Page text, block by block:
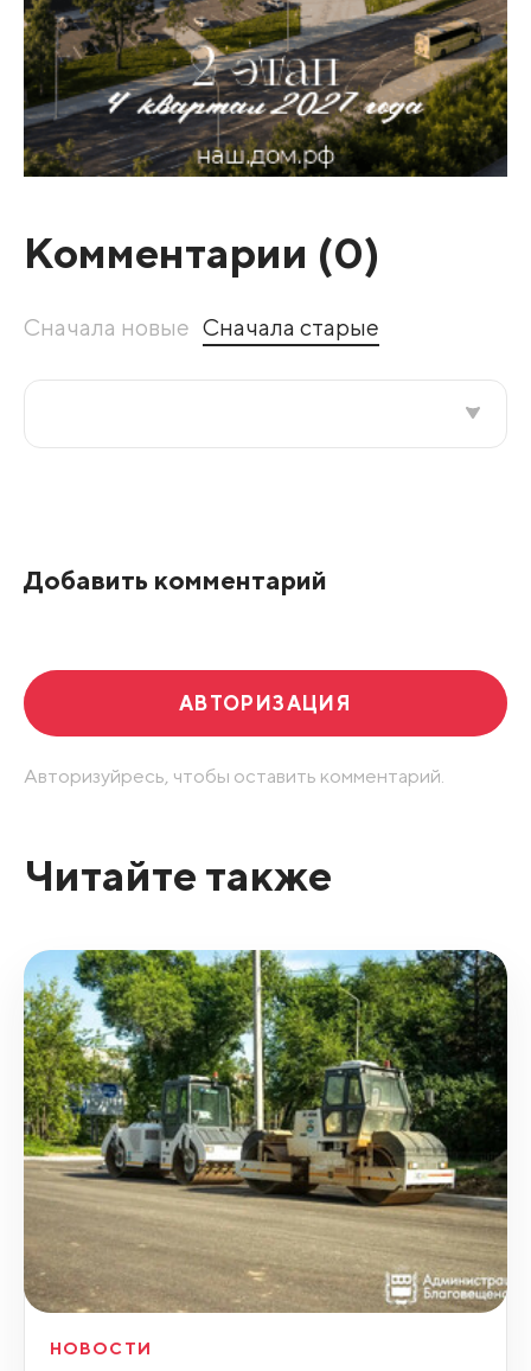
Комментарии (0)
Сначала новые Сначала старые
Добавить комментарий
АВТОРИЗАЦИЯ
Авторизуйресь, чтобы оставить комментарий.
Читайте также
НОВОСТИ